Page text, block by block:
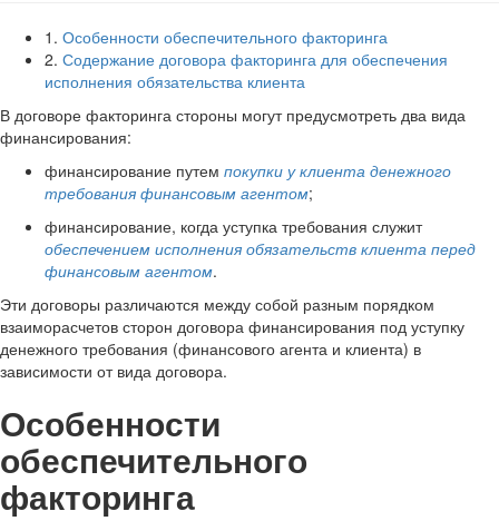
1. Особенности обеспечительного факторинга
2. Содержание договора факторинга для обеспечения
исполнения обязательства клиента
В договоре факторинга стороны могут предусмотреть два вида
финансирования:
финансирование путем покупки у клиента денежного
требования финансовым агентом;
финансирование, когда уступка требования служит
обеспечением исполнения обязательств клиента перед
финансовым агентом.
Эти договоры различаются между собой разным порядком
взаиморасчетов сторон договора финансирования под уступку
денежного требования (финансового агента и клиента) в
зависимости от вида договора.
Особенности
обеспечительного
факторинга